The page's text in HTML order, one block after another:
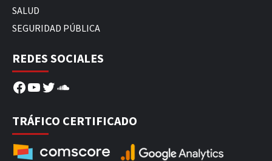
SALUD
SEGURIDAD PÚBLICA
REDES SOCIALES
Facebook
YouTube
Twitter
SoundCloud
TRÁFICO CERTIFICADO